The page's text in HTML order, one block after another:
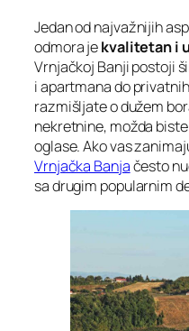
Jedan od najvažnijih
odmora jekvalitetan i
Vrnjačkoj Banji postoji
i apartmana do
razmišljate o dužem
nekretnine, možda
oglase. Ako vas
Vrnjačka Banjačesto
sa drugim popularnim